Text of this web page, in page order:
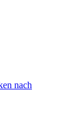
nach